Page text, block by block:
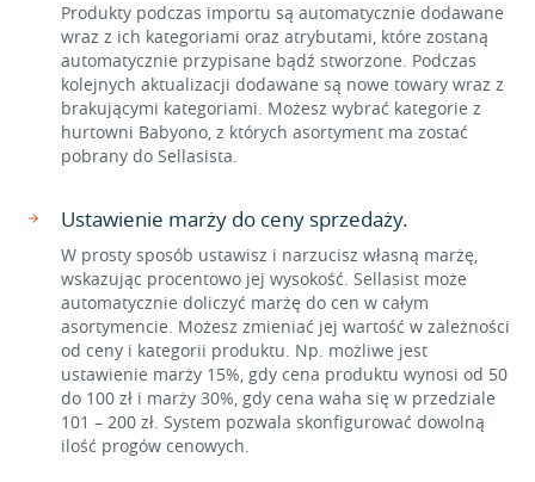
Produkty podczas importu są automatycznie dodawane
wraz z ich kategoriami oraz atrybutami, które zostaną
automatycznie przypisane bądź stworzone. Podczas
kolejnych aktualizacji dodawane są nowe towary wraz z
brakującymi kategoriami. Możesz wybrać kategorie z
hurtowni Babyono, z których asortyment ma zostać
pobrany do Sellasista.
Ustawienie marży do ceny sprzedaży.
W prosty sposób ustawisz i narzucisz własną marżę,
wskazując procentowo jej wysokość. Sellasist może
automatycznie doliczyć marżę do cen w całym
asortymencie. Możesz zmieniać jej wartość w zależności
od ceny i kategorii produktu. Np. możliwe jest
ustawienie marży 15%, gdy cena produktu wynosi od 50
do 100 zł i marży 30%, gdy cena waha się w przedziale
101 – 200 zł. System pozwala skonfigurować dowolną
ilość progów cenowych.